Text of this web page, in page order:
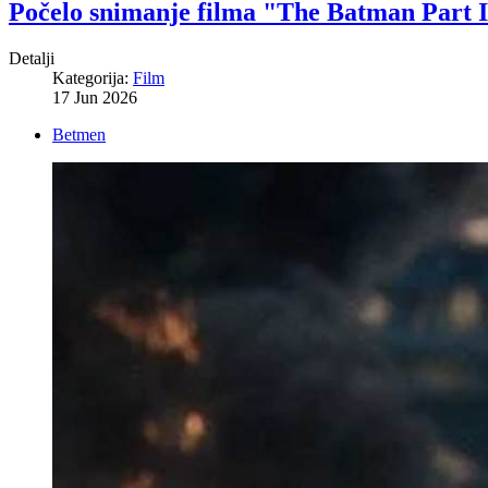
Počelo snimanje filma "The Batman Part
Detalji
Kategorija: Film
17 Jun 2026
Betmen